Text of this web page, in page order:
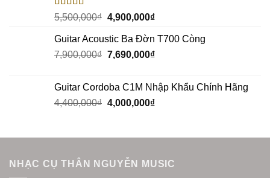
Rated5.00
out of 5
5,500,000₫ 4,900,000₫
Guitar Acoustic Ba Đờn T700 Còng
7,900,000₫ 7,690,000₫
Guitar Cordoba C1M Nhập Khẩu Chính Hãng
4,400,000₫ 4,000,000₫
NHẠC CỤ THÂN NGUYỄN MUSIC